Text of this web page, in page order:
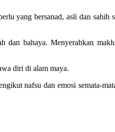
yang bersanad, asli dan
bahaya. Menyerahkan
diri di alam maya.
nafsu dan emosi semata-